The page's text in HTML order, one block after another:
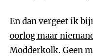
En dan vergeet ik
oorlog maar
Modderkolk. Geen